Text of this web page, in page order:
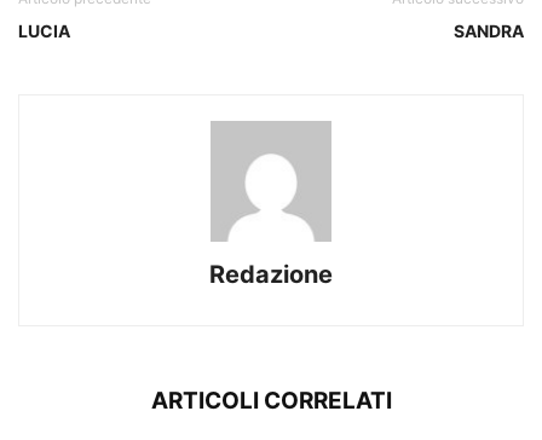
LUCIA SANDRA
Redazione
ARTICOLI CORRELATI